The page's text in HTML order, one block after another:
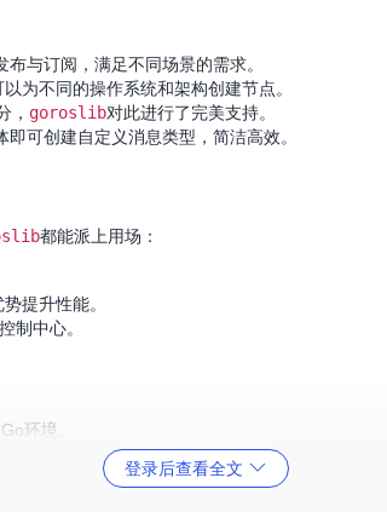
与订阅，满足不同场景的需求。
为不同的操作系统和架构创建节点。
， goroslib对此进行了完美支持。
可创建自定义消息类型，简洁高效。
都能派上用场：
提升性能。
制中心。
环境。
，以及参数管理。
，也可自定义消息类型。
登录后查看全文